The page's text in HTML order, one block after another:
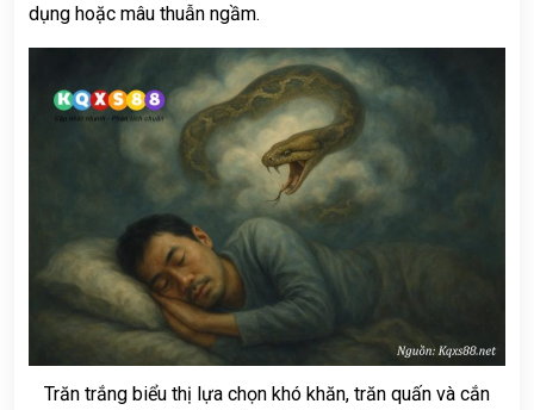
dụng hoặc mâu thuẫn ngầm.
Trăn trắng biểu thị lựa chọn khó khăn, trăn quấn và cắn